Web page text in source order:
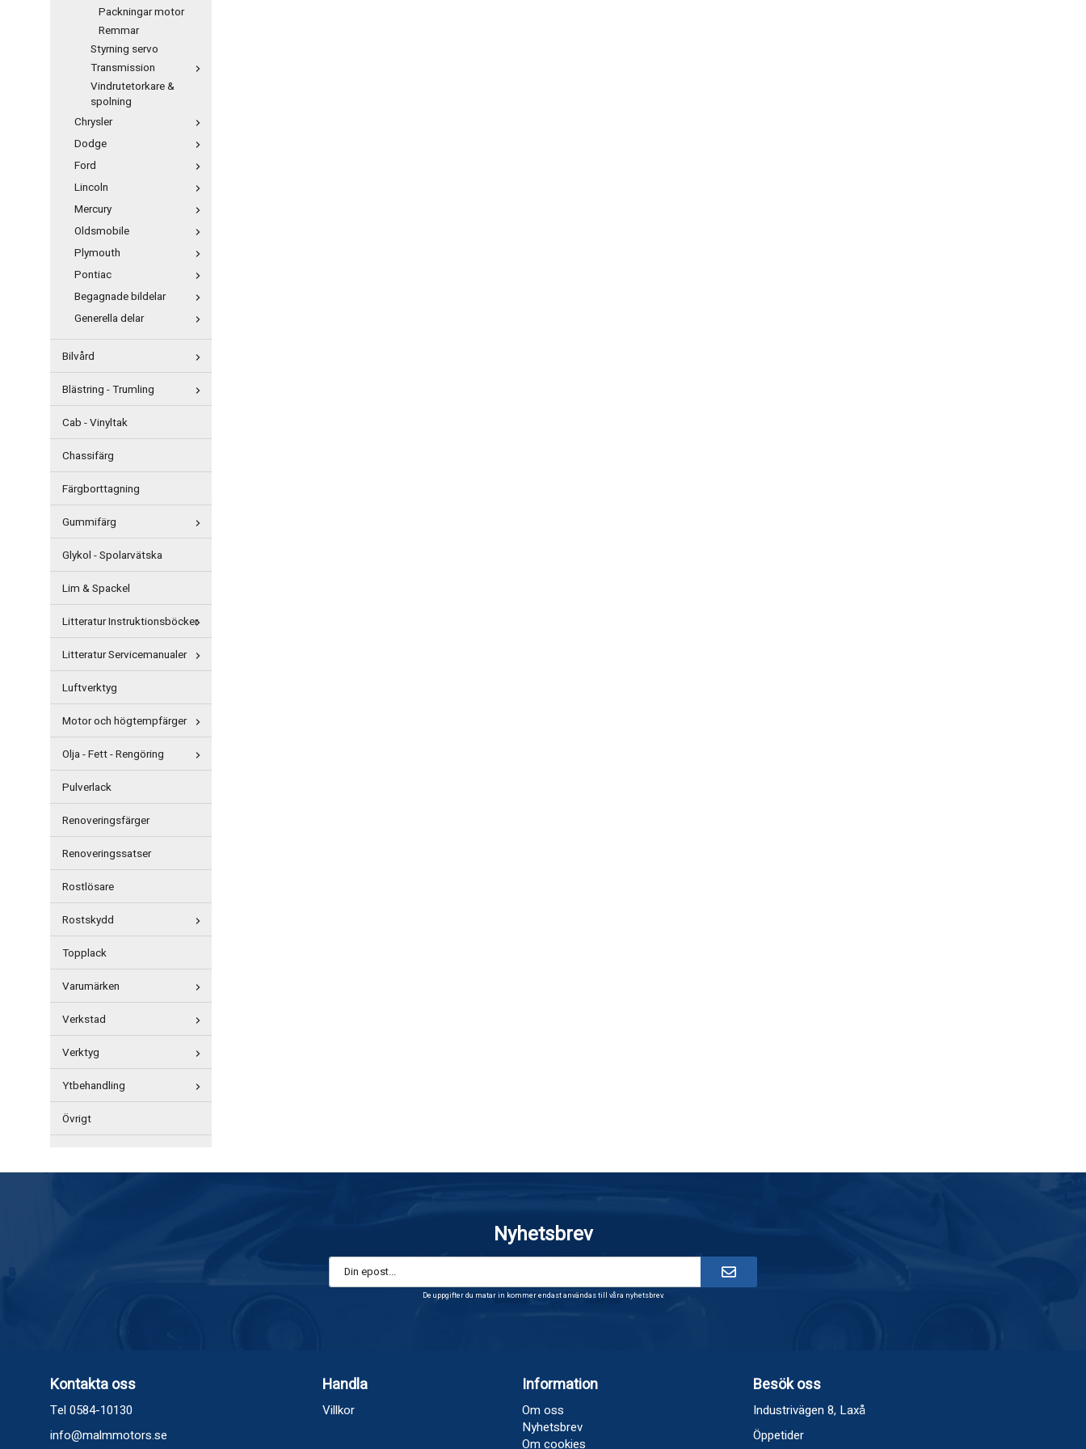
Packningar motor
Remmar
Styrning servo
Transmission
Vindrutetorkare &
spolning
Chrysler
Dodge
Ford
Lincoln
Mercury
Oldsmobile
Plymouth
Pontiac
Begagnade bildelar
Generella delar
Bilvård
Blästring - Trumling
Cab - Vinyltak
Chassifärg
Färgborttagning
Gummifärg
Glykol - Spolarvätska
Lim & Spackel
Litteratur Instruktionsböcker
Litteratur Servicemanualer
Luftverktyg
Motor och högtempfärger
Olja - Fett - Rengöring
Pulverlack
Renoveringsfärger
Renoveringssatser
Rostlösare
Rostskydd
Topplack
Varumärken
Verkstad
Verktyg
Ytbehandling
Övrigt
Nyhetsbrev
De uppgifter du matar in kommer endast användas till våra nyhetsbrev.
Kontakta oss
Tel 0584-10130
info@malmmotors.se
Handla
Villkor
Information
Om oss
Nyhetsbrev
Om cookies
Besök oss
Industrivägen 8, Laxå
Öppetider